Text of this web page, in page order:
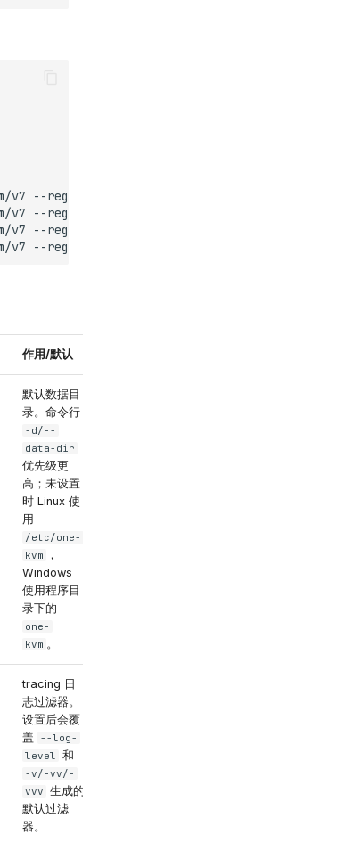
v7 --registry
v7 --registry
v7 --registry
v7 --registry
作用/默认
默认数据目
录。命令行
-d/--
data-dir
优先级更
高；未设置
时 Linux 使
用
/etc/one-
kvm
，
Windows
使用程序目
录下的
one-
kvm 。
tracing 日
志过滤器。
设置后会覆
盖
--log-
level 和
-v/-vv/-
vvv 生成的
默认过滤
器。